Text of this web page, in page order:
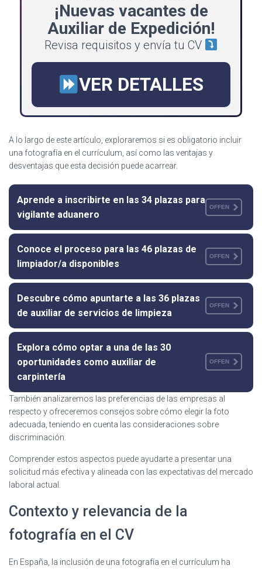
¡Nuevas vacantes de
Auxiliar de Expedición!
Revisa requisitos y envía tu CV
VER DETALLES
A lo largo de este artículo, exploraremos si es obligatorio incluir
una fotografía en el currículum, así como las ventajas y
desventajas que esta decisión puede acarrear.
Aprende a inscribirte en las 34 plazas para
vigilante aduanero
OFFEN
Conoce el proceso para las 46 plazas de
limpiador/a disponibles
OFFEN
Descubre cómo apuntarte a las 36 plazas
de auxiliar de servicios de limpieza
OFFEN
Explora cómo optar a una de las 30
oportunidades como auxiliar de
carpintería
OFFEN
También analizaremos las preferencias de las empresas al
respecto y ofreceremos consejos sobre cómo elegir la foto
adecuada, teniendo en cuenta las consideraciones sobre
discriminación.
Comprender estos aspectos puede ayudarte a presentar una
solicitud más efectiva y alineada con las expectativas del mercado
laboral actual.
Contexto y relevancia de la
fotografía en el CV
En España, la inclusión de una fotografía en el currículum ha